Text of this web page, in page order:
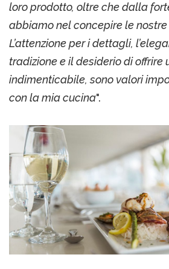
loro prodotto, oltre che dalla
abbiamo nel concepire le nostre
L’attenzione per i dettagli,
tradizione e il desiderio di offrire
indimenticabile, sono valori
con la mia cucina".